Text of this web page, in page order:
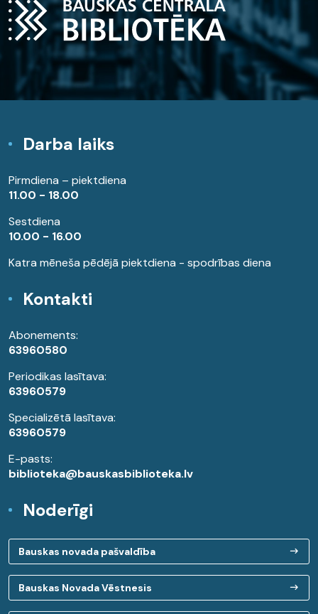
Darba laiks
Pirmdiena – piektdiena
11.00 - 18.00
Sestdiena
10.00 - 16.00
Katra mēneša pēdējā piektdiena - spodrības diena
Kontakti
Abonements:
63960580
Periodikas lasītava:
63960579
Specializētā lasītava:
63960579
E-pasts:
biblioteka@bauskasbiblioteka.lv
Noderīgi
Bauskas novada pašvaldība
Bauskas Novada Vēstnesis